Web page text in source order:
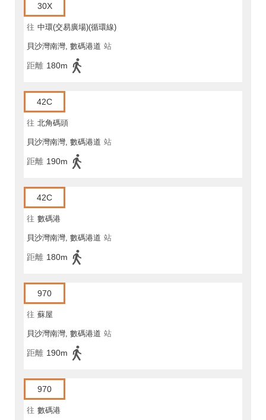
30X
往 中環(交易廣場)(循環線)
貝沙灣南灣, 數碼港道 站
距離 180m
42C
往 北角碼頭
貝沙灣南灣, 數碼港道 站
距離 190m
42C
往 數碼港
貝沙灣南灣, 數碼港道 站
距離 180m
970
往 蘇屋
貝沙灣南灣, 數碼港道 站
距離 190m
970
往 數碼港